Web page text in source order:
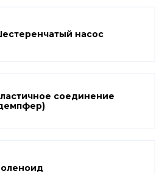
насос
соединение